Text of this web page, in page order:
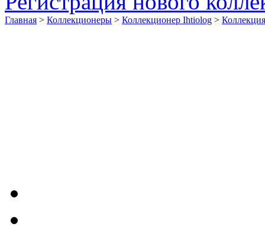
Главная > Коллекционеры > Коллекционер Ihtiolog >